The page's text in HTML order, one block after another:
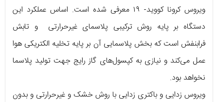
ویروس کرونا کووید- ۱۹ معرفی شده است. اساس عملکرد این
دستگاه بر پایه روش ترکیبی پلاسمای غیرحرارتی و تابش
فرابنفش است که بخش پلاسمایی آن بر پایه تخلیه الکتریکی هوا
عمل می‌کند و نیازی به کپسول‌های گاز رایج جهت تولید پلاسما
نخواهد بود.
ویروس زدایی و باکتری زدایی با روش خشک و غیرحرارتی و بدون